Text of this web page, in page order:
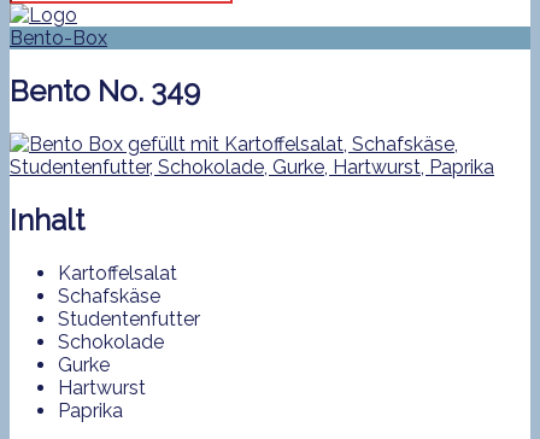
Bento-Box
Bento No. 349
Inhalt
Kartoffelsalat
Schafskäse
Studentenfutter
Schokolade
Gurke
Hartwurst
Paprika